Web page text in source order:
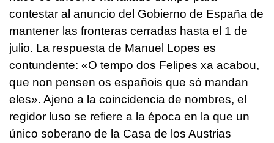
contestar al anuncio del Gobierno de España de
mantener las fronteras cerradas hasta el 1 de
julio. La respuesta de Manuel Lopes es
contundente: «O tempo dos Felipes xa acabou,
que non pensen os españois que só mandan
eles». Ajeno a la coincidencia de nombres, el
regidor luso se refiere a la época en la que un
único soberano de la Casa de los Austrias